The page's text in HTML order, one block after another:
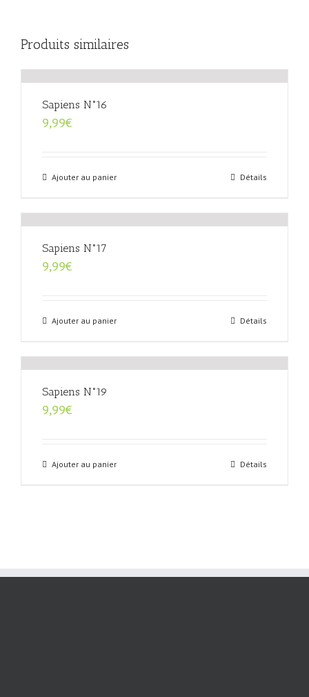
Produits similaires
Sapiens N°16
9,99€
Ajouter au panier Détails
Sapiens N°17
9,99€
Ajouter au panier Détails
Sapiens N°19
9,99€
Ajouter au panier Détails